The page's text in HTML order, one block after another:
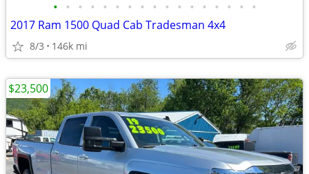
• • • • • • • • • • • • • • • • •
2017 Ram 1500 Quad Cab Tradesman 4x4
8/3 146k mi
$23,500